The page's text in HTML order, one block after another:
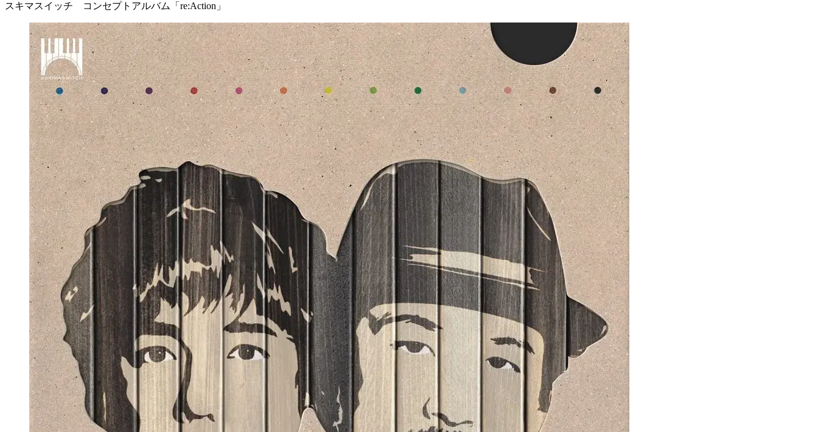
スキマスイッチ コンセプトアルバム 「re:Action 」